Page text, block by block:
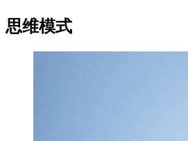
思维模式